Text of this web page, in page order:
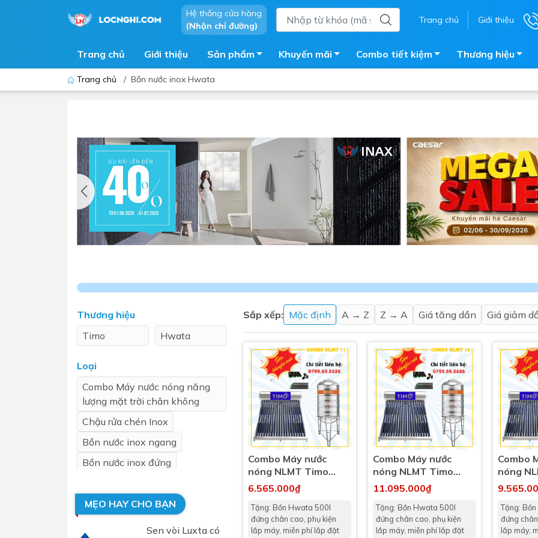
Hệ thống cửa hàng
(Nhận chỉ đường)
Trang chủ Giới thiệu
Trang chủ Giới thiệu Sản phẩm
Thiết bị nhà tiểu
Lavabo - Chậu rửa mặt
Vòi lavabo
Vòi chậu - vòi hồ - vòi gắn tường
Máy sấy tay
Lavabo tủ - Lavabo kính
Phòng tắm kính
Sen tắm đứng
Vòi sen tắm
Máy tắm nước nóng điện
Phụ kiện nhà tắm
Chậu giặt
Sen tắm
Máy nước nóng năng lượng
Bồn bảo ôn
Bồn nhựa tự hoại
Máy bơm tăng áp
Vòi pha nóng lạnh
Máy nước nóng gián tiếp
Phụ kiện nhà vệ sinh
Gương nhà vệ sinh - nhà tắm
Máy sấy tay
Nắp bồn cầu
Combo thiết bị vệ sinh Lộc Nghi lựa
chọn
Combo bồn cầu nhà trọ giá rẻ
Combo thiết bị vệ sinh chính hãng
Combo Máy nước nóng năng lượng
Combo thiết bị vệ sinh cao cấp
Khuyến mãi Combo tiết kiệm Thương hiệu
Trang chủ / Bồn nước inox Hwata
Sắp xếp: Mặc định A → Z Z → A Giá tăng dần Giá giảm
Combo Máy nước
nóng NLMT Timo
120L + Bồn Hwata
6.565.000₫
Tặng: Bồn Hwata 500l
đứng chân cao, phụ kiện
lắp máy, miễn phí lắp đặt
Combo Máy nước
nóng NLMT Timo
300L + Bồn Hwata
11.095.000₫
Tặng: Bồn Hwata 500l
đứng chân cao, phụ kiện
lắp máy, miễn phí lắp đặt
Combo
nóng
240L +
Tặng:
đứng
lắp máy,
Thương hiệu
Timo
Hwata
Loại
Combo Máy nước nóng năng
lượng mặt trời chân không
Chậu rửa chén Inox
Bồn nước inox ngang
Bồn nước inox đứng
MẸO HAY CHO BẠN
Sen vòi Luxta có